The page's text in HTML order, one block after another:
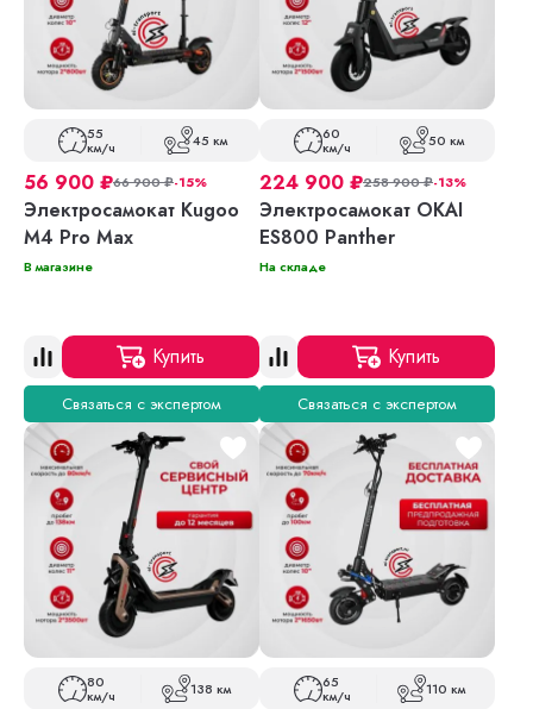
55
км/ч 45 км
56 900 ₽66 900₽-15%
Электросамокат Kugoo
M4 Pro Max
В магазине
Купить
Связаться с экспертом
60
км/ч 50 км
224 900 ₽258 900₽-13%
Электросамокат OKAI
ES800 Panther
На складе
Купить
Связаться с экспертом
80
км/ч 138 км 65
км/ч 110 км